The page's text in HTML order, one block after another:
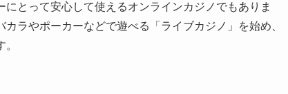
とって安心して使えるオンラインカジノでもありま
ラやポーカーなどで遊べる「ライブカジノ」を始め、